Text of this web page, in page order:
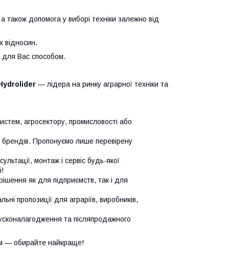
допомога у виборі техніки залежно від
відносин.
для Вас способом.
— лідера на ринку аграрної техніки та
агросектору, промисловості або
Пропонуємо лише перевірену
монтаж і сервіс будь-якої
як для підприємств, так і для
пропозиції для аграріїв, виробників,
та післяпродажного
— обирайте найкраще!